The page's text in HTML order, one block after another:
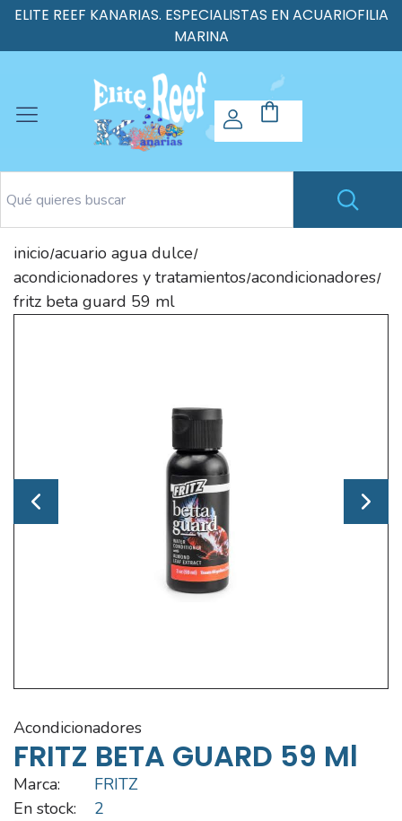
ELITE REEF KANARIAS. ESPECIALISTAS EN ACUARIOFILIA
MARINA
inicio/acuario agua dulce/
acondicionadores y tratamientos/acondicionadores/
fritz beta guard 59 ml
acondicionadores
FRITZ BETA GUARD 59 Ml
Marca:
FRITZ
En stock:
2